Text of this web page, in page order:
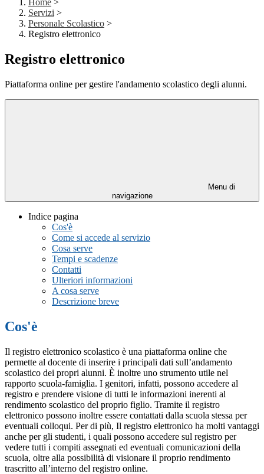
Home >
Servizi >
Personale Scolastico >
Registro elettronico
Registro elettronico
Piattaforma online per gestire l'andamento scolastico degli alunni.
Menu di
navigazione
Indice pagina
Cos'è
Come si accede al servizio
Cosa serve
Tempi e scadenze
Contatti
Ulteriori informazioni
A cosa serve
Descrizione breve
Cos'è
Il registro elettronico scolastico è una piattaforma online che
permette al docente di inserire i principali dati sull’andamento
scolastico dei propri alunni. È inoltre uno strumento utile nel
rapporto scuola-famiglia. I genitori, infatti, possono accedere al
registro e prendere visione di tutti le informazioni inerenti al
rendimento scolastico del proprio figlio. Tramite il registro
elettronico possono inoltre essere contattati dalla scuola stessa per
eventuali colloqui. Per di più, Il registro elettronico ha molti vantaggi
anche per gli studenti, i quali possono accedere sul registro per
vedere tutti i compiti assegnati ed eventuali comunicazioni della
scuola, oltre alla possibilità di visionare il proprio rendimento
trascritto all’interno del registro online.